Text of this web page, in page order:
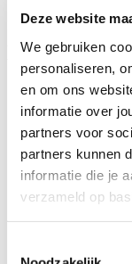
Deze website
We gebruiken
personaliseren,
en om ons
informatie over
partners voor
partners kunnen
informatie die je
verzameld op
Dit ben jij
Minimaal
Ook